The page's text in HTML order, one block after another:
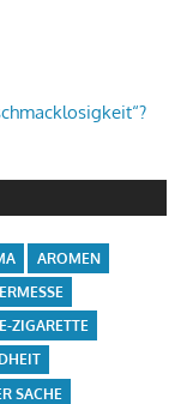
AROMEN
E-ZIGARETTE
SACHE